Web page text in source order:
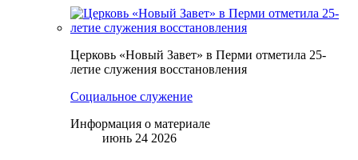
Церковь «Новый Завет» в Перми отметила 25-
летие служения восстановления
Социальное служение
Информация о материале
июнь 24 2026